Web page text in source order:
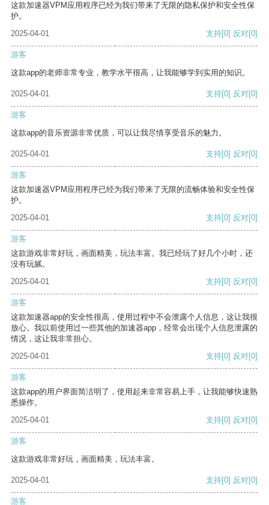
这款加速器VPM应用程序已经为我们带来了无限的隐私保护和安全性保
护。
2025-04-01
支持[0] 反对[0]
游客
这款app的老师非常专业，教学水平很高，让我能够学到实用的知识。
2025-04-01 支持[0] 反对[0]
游客
这款app的音乐资源非常优质，可以让我尽情享受音乐的魅力。
2025-04-01 支持[0] 反对[0]
游客
这款加速器VPM应用程序已经为我们带来了无限的流畅体验和安全性保
护。
2025-04-01
支持[0] 反对[0]
游客
这款游戏非常好玩，画面精美，玩法丰富。我已经玩了好几个小时，还
没有玩腻。
2025-04-01
支持[0] 反对[0]
游客
这款加速器app的安全性很高，使用过程中不会泄露个人信息，这让我很
放心。我以前使用过一些其他的加速器app，经常会出现个人信息泄露的
情况，这让我非常担心。
2025-04-01
支持[0] 反对[0]
游客
这款app的用户界面简洁明了，使用起来非常容易上手，让我能够快速熟
悉操作。
2025-04-01
支持[0] 反对[0]
游客
这款游戏非常好玩，画面精美，玩法丰富。
2025-04-01 支持[0] 反对[0]
游客